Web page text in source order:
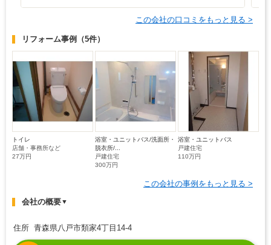
この会社の口コミをもっと見る >
リフォーム事例 （5件）
トイレ
店舗・事務所など
27万円
浴室・ユニットバス/洗面所・
脱衣所/...
戸建住宅
300万円
浴室・ユニットバス
戸建住宅
110万円
この会社の事例をもっと見る >
会社の概要▼
住所 青森県八戸市類家4丁目14-4